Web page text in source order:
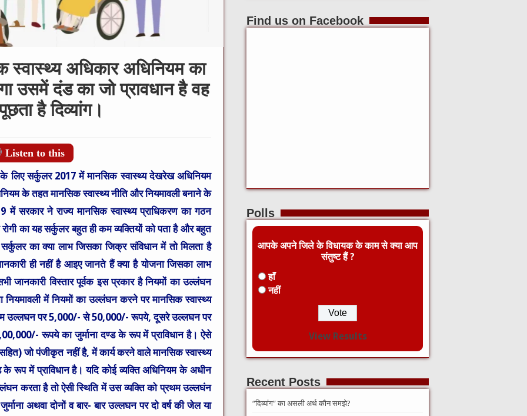
स्वास्थ्य अधिकार अधिनियम का
उसमें दंड का जो प्रावधान है वह
है दिव्यांग।
Listen to this
के लिए सर्कुलर 2017 में मानसिक स्वास्थ्य देखरेख अधिनियम
के तहत मानसिक स्वास्थ्य नीति और नियमावली बनाने के
सरकार ने राज्य मानसिक स्वास्थ्य प्राधिकरण का गठन
का यह सर्कुलर बहुत ही कम व्यक्तियों को पता है और बहुत
का क्या लाभ जिसका जिक्र संविधान में तो मिलता है
ही नहीं है आइए जानते हैं क्या है योजना जिसका लाभ
जानकारी विस्तार पूर्वक इस प्रकार है नियमों का उल्लंघन
में नियमों का उल्लंघन करने पर मानसिक स्वास्थ्य
उल्लघन पर 5,000/- से 50,000/- रूपये, दूसरे उल्लघन पर
रूपये का जुर्माना दण्ड के रूप में प्राविधान है। ऐसे
जो पंजीकृत नहीं है, में कार्य करने वाले मानसिक स्वास्थ्य
रूप में प्राविधान है। यदि कोई व्यक्ति अधिनियम के अधीन
करता है तो ऐसी स्थिति में उस व्यक्ति को प्रथम उल्लघंन
अथवा दोनों व बार- बार उल्लघन पर दो वर्ष की जेल या
Find us on Facebook
Polls
आपके अपने जिले के विधायक के काम से क्या आप
संतुष्ट हैं ?
हाँ
नहीं
View Results
Recent Posts
“दिव्यांग” का असली अर्थ कौन समझे?